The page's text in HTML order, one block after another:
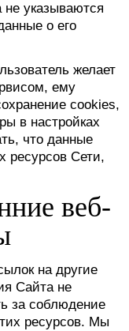
не указываются
о его
желает
ему
cookies,
в настройках
что данные
ресурсов Сети,
веб-
на другие
Сайта не
за соблюдение
ресурсов. Мы